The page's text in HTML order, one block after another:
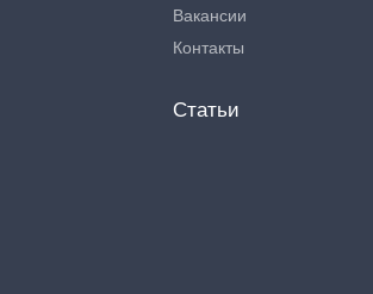
Вакансии
Контакты
Статьи